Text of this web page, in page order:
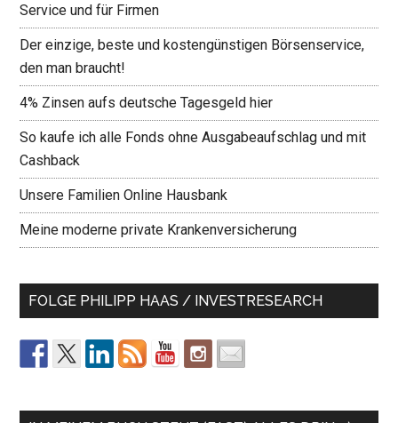
Service und für Firmen
Der einzige, beste und kostengünstigen Börsenservice,
den man braucht!
4% Zinsen aufs deutsche Tagesgeld hier
So kaufe ich alle Fonds ohne Ausgabeaufschlag und mit
Cashback
Unsere Familien Online Hausbank
Meine moderne private Krankenversicherung
FOLGE PHILIPP HAAS / INVESTRESEARCH